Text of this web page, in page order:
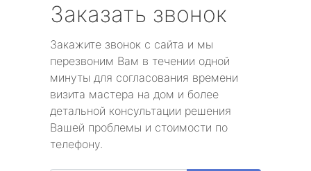
Заказать звонок
Закажите звонок с сайта и мы
перезвоним Вам в течении одной
минуты для согласования времени
визита мастера на дом и более
детальной консультации решения
Вашей проблемы и стоимости по
телефону.